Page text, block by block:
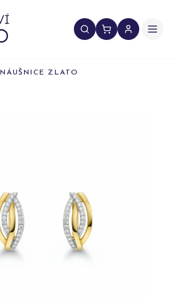
NÁUŠNICE ZLATO